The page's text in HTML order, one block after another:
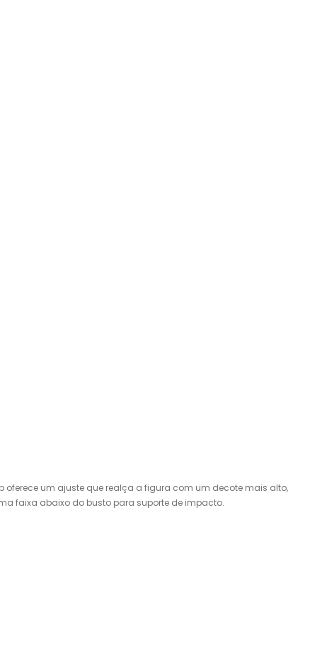
oferece um ajuste que realça a figura com um decote mais alto,
faixa abaixo do busto para suporte de impacto.